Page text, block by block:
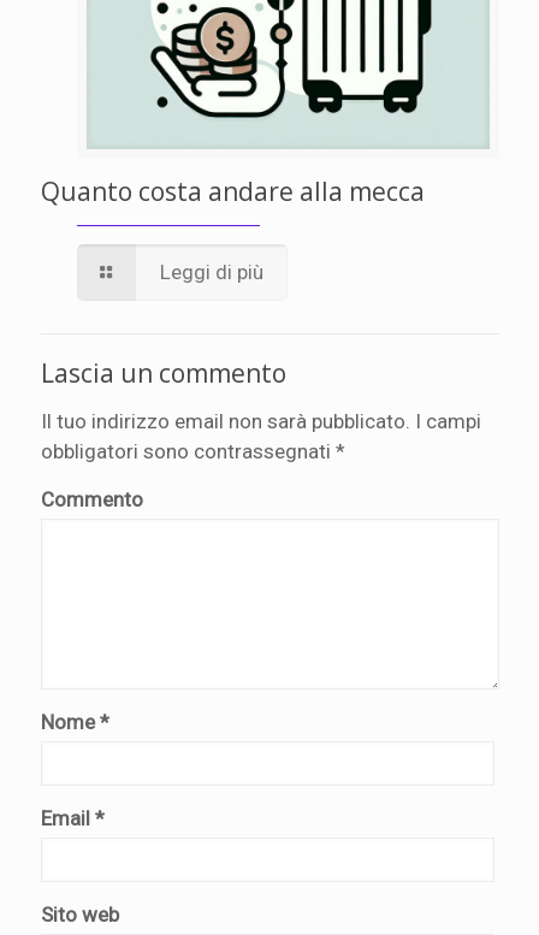
Quanto costa andare alla mecca
Leggi di più
Lascia un commento
Il tuo indirizzo email non sarà pubblicato. I campi
obbligatori sono contrassegnati *
Commento
Nome*
Email *
Sito web